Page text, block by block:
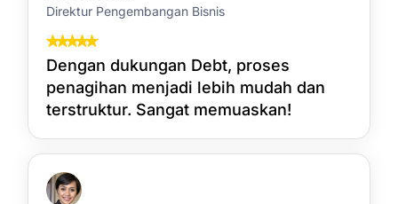
Direktur Pengembangan Bisnis
Dengan dukungan Debt, proses
penagihan menjadi lebih mudah dan
terstruktur. Sangat memuaskan!